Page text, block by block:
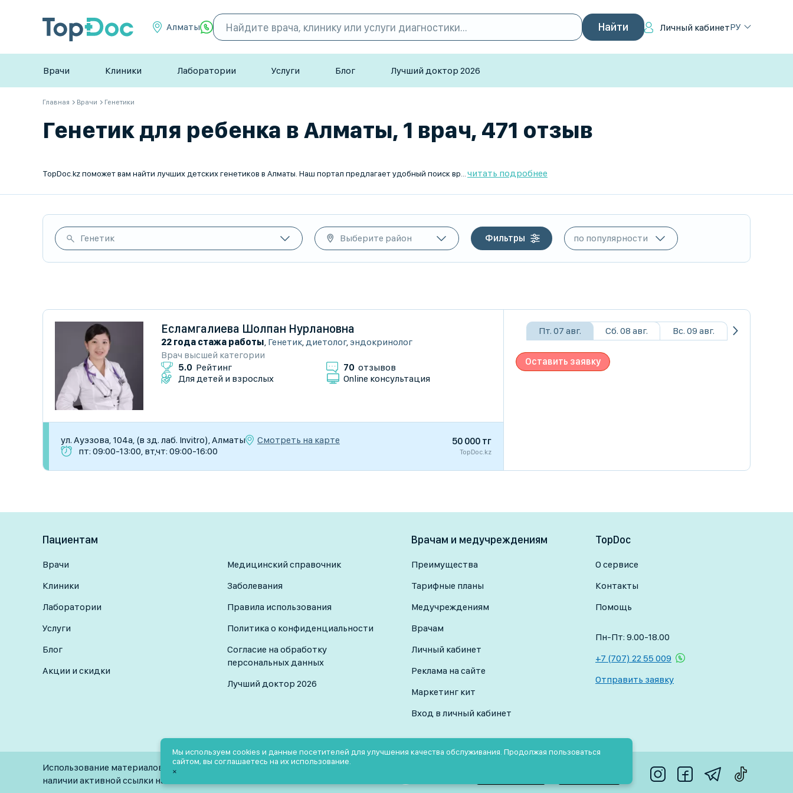
Алматы Личный кабинетРУ
Врачи Клиники Лаборатории Услуги Блог Лучший доктор 2026
Главная Врачи Генетики
Генетик для ребенка в Алматы, 1 врач, 471 отзыв
читать подробнее
Генетик Выберите район Фильтры
Есламгалиева Шолпан Нурлановна
22 года стажа работы, Генетик,диетолог, эндокринолог
Врач высшей категории
5.0 Рейтинг 70 отзывов
Для детей и взрослых
Online консультация
ул. Ауэзова, 104а, (в зд. лаб. Invitro), Алматы
Смотреть на карте
пт: 09:00-13:00, вт,чт: 09:00-16:00
50 000 тг
TopDoc.kz
Пт. 07 авг. Сб. 08 авг. Вс. 09 авг.
Оставить заявку
Пациентам
Врачи
Клиники
Лаборатории
Услуги
Блог
Акции и скидки
Медицинский справочник
Заболевания
Правила использования
Политика о конфиденциальности
Согласие на обработку
персональных данных
Лучший доктор 2026
Врачам и медучреждениям
Преимущества
Тарифные планы
Медучреждениям
Врачам
Личный кабинет
Реклама на сайте
Маркетинг кит
Вход в личный кабинет
TopDoc
О сервисе
Контакты
Помощь
Пн-Пт: 9.00-18.00
+7 (707) 22 55 009
Отправить заявку
Использование материалов разрешено только при
наличии активной ссылки на источник
Мы используем cookies и данные посетителей для улучшения качества обслуживания. Продолжая пользоваться
сайтом, вы соглашаетесь на их использование.
×